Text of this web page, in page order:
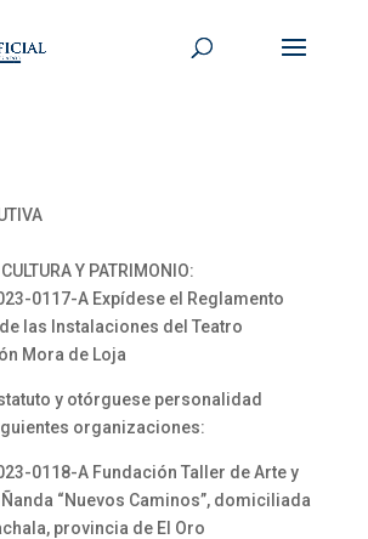
Y PATRIMONIO:
0117-A Expídese el Reglamento
las Instalaciones del Teatro
Mora de Loja
y otórguese personalidad
organizaciones:
0118-A Fundación Taller de Arte y
“Nuevos Caminos”, domiciliada
provincia de El Oro